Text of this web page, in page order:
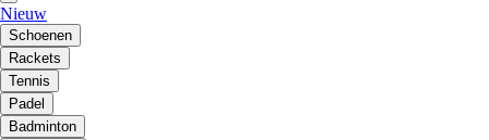
Nieuw
Schoenen
Rackets
Tennis
Padel
Badminton